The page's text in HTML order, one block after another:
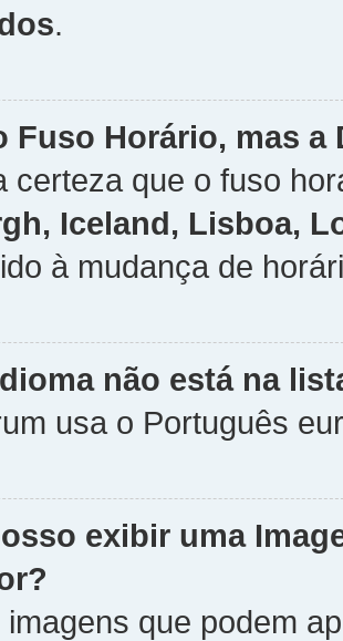
.
Fuso Horário, mas a
certeza que o fuso
Iceland, Lisboa,
à mudança de
não está na
usa o Português
exibir uma
?
imagens que podem